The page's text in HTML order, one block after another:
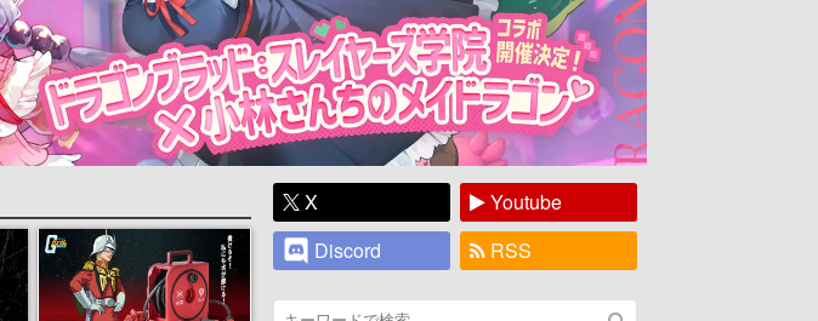
X
Youtube
Discord
RSS